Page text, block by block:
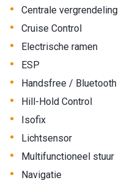
• Centrale vergrendeling
• Cruise Control
• Electrische ramen
• ESP
• Handsfree / Bluetooth
• Hill-Hold Control
• Isofix
• Lichtsensor
• Multifunctioneel stuur
• Navigatie